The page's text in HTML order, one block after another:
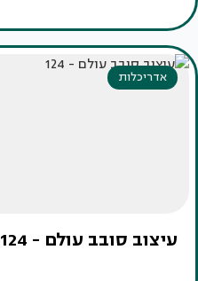
אדריכלות
עיצוב סובב עולם - 124